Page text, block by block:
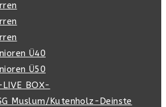
Ü40
Ü50
LIVE BOX-
Muslum/Kutenholz-Deinste